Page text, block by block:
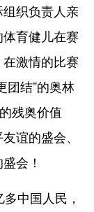
织负责人亲
育健儿在赛
激情的比赛
结”的奥林
残奥价值
谊的盛会、
会！
中国人民，